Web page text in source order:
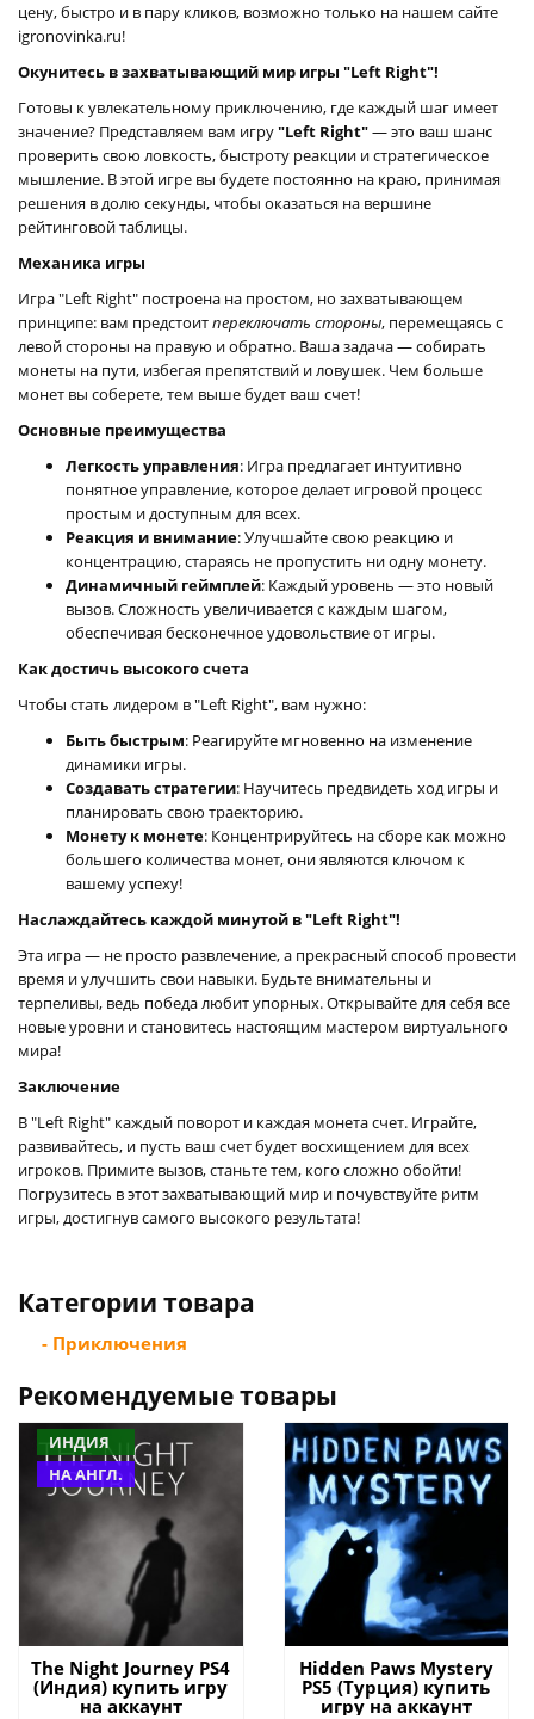
цену, быстро и в пару кликов, возможно только на нашем сайте
igronovinka.ru!
Окунитесь в захватывающий мир игры "Left Right"!
Готовы к увлекательному приключению, где каждый шаг имеет
значение? Представляем вам игру"Left Right"— это ваш шанс
проверить свою ловкость, быстроту реакции и стратегическое
мышление. В этой игре вы будете постоянно на краю, принимая
решения в долю секунды, чтобы оказаться на вершине
рейтинговой таблицы.
Механика игры
Игра "Left Right" построена на простом, но захватывающем
принципе: вам предстоитпереключать стороны, перемещаясь с
левой стороны на правую и обратно. Ваша задача — собирать
монеты на пути, избегая препятствий и ловушек. Чем больше
монет вы соберете, тем выше будет ваш счет!
Основные преимущества
Легкость управления: Игра предлагает интуитивно
понятное управление, которое делает игровой процесс
простым и доступным для всех.
Реакция и внимание: Улучшайте свою реакцию и
концентрацию, стараясь не пропустить ни одну монету.
Динамичный геймплей: Каждый уровень — это новый
вызов. Сложность увеличивается с каждым шагом,
обеспечивая бесконечное удовольствие от игры.
Как достичь высокого счета
Чтобы стать лидером в "Left Right", вам нужно:
Быть быстрым: Реагируйте мгновенно на изменение
динамики игры.
Создавать стратегии: Научитесь предвидеть ход игры и
планировать свою траекторию.
Монету к монете: Концентрируйтесь на сборе как можно
большего количества монет, они являются ключом к
вашему успеху!
Наслаждайтесь каждой минутой в "Left Right"!
Эта игра — не просто развлечение, а прекрасный способ провести
время и улучшить свои навыки. Будьте внимательны и
терпеливы, ведь победа любит упорных. Открывайте для себя все
новые уровни и становитесь настоящим мастером виртуального
мира!
Заключение
В "Left Right" каждый поворот и каждая монета счет. Играйте,
развивайтесь, и пусть ваш счет будет восхищением для всех
игроков. Примите вызов, станьте тем, кого сложно обойти!
Погрузитесь в этот захватывающий мир и почувствуйте ритм
игры, достигнув самого высокого результата!
Категории товара
- Приключения
Рекомендуемые товары
ИНДИЯ
НА АНГЛ.
The Night Journey PS4
(Индия) купить игру
на аккаунт
Hidden Paws Mystery
PS5 (Турция) купить
игру на аккаунт